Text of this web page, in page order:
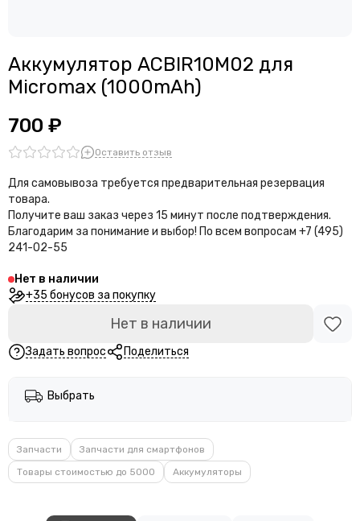
Аккумулятор ACBIR10M02 для
Micromax (1000mAh)
700 ₽
Оставить отзыв
Для самовывоза требуется предварительная резервация
товара.
Получите ваш заказ через 15 минут после подтверждения.
Благодарим за понимание и выбор! По всем вопросам +7 (495)
241-02-55
Нет в наличии
+35 бонусов за покупку
Нет в наличии
Задать вопрос Поделиться
Выбрать
Запчасти
Запчасти для смартфонов
Товары стоимостью до 5000
Аккумуляторы